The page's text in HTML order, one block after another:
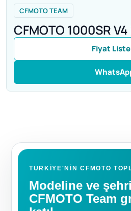
CFMOTO TEAM
CFMOTO 1000SR
Fiyat
TÜRKIYE'NIN CFMOTO
Modeline ve
CFMOTO Team